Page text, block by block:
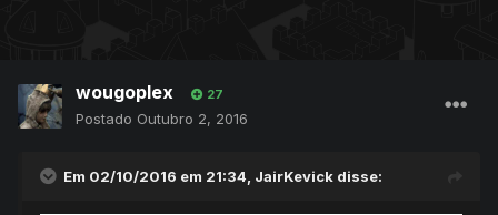
wougoplex 27
Postado Outubro 2, 2016
Em 02/10/2016 em 21:34, JairKevick disse: